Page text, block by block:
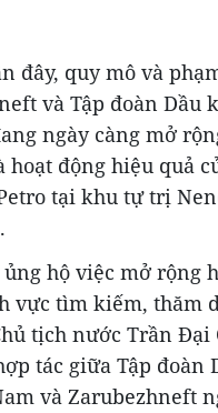
đây, quy mô và
và Tập đoàn Dầu
ngày càng mở
hoạt động hiệu quả
tại khu tự trị
hộ việc mở rộng
vực tìm kiếm, thăm
tịch nước Trần Đại
tác giữa Tập đoàn
và Zarubezhneft